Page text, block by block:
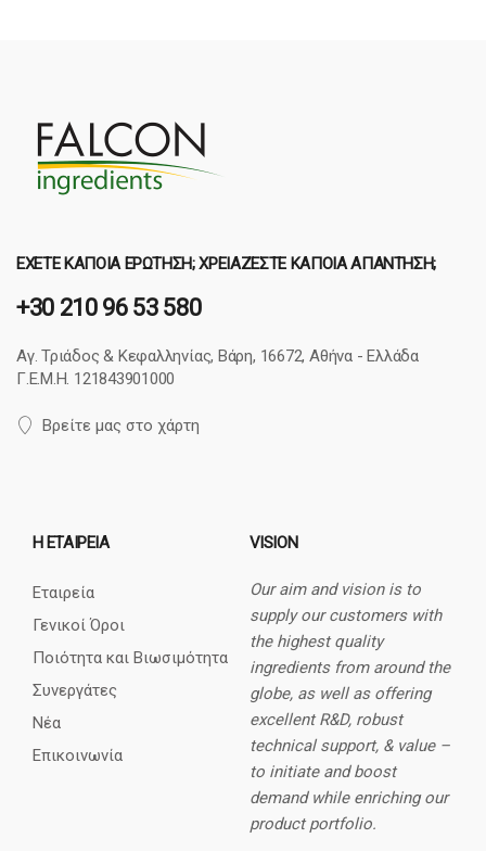
ΈΧΕΤΕ ΚΆΠΟΙΑ ΕΡΏΤΗΣΗ; ΧΡΕΙΆΖΕΣΤΕ ΚΆΠΟΙΑ ΑΠΆΝΤΗΣΗ;
+30 210 96 53 580
Αγ. Τριάδος & Κεφαλληνίας, Βάρη, 16672, Αθήνα - Ελλάδα
Γ.Ε.Μ.Η. 121843901000
Βρείτε μας στο χάρτη
Η ΕΤΑΙΡΕΊΑ
Εταιρεία
Γενικοί Όροι
Ποιότητα και Βιωσιμότητα
Συνεργάτες
Νέα
Επικοινωνία
VISION
Our aim and vision is to
supply our customers with
the highest quality
ingredients from around the
globe, as well as offering
excellent R&D, robust
technical support, & value –
to initiate and boost
demand while enriching our
product portfolio.